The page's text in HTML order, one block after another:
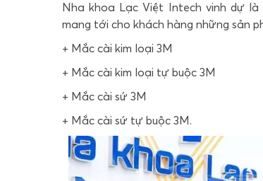
Nha khoa Lạc Việt Intech vinh dự
mang tới cho khách hàng những sản
+ Mắc cài kim loại 3M
+ Mắc cài kim loại tự buộc 3M
+ Mắc cài sứ 3M
+ Mắc cài sứ tự buộc 3M.